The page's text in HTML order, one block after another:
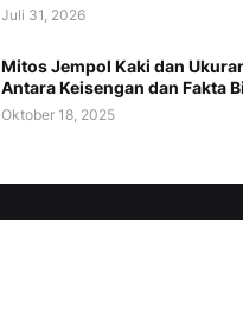
Juli 31, 2026
Mitos Jempol Kaki dan
Antara Keisengan dan Fakta
Oktober 18, 2025